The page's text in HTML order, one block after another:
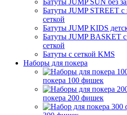
Батуты JUMP STREET
сеткой
Батуты JUMP KIDS
Батуты JUMP BASKET
сеткой
Батуты с сеткой KMS
Наборы для покера
покера 100 фишек
покера 200 фишек